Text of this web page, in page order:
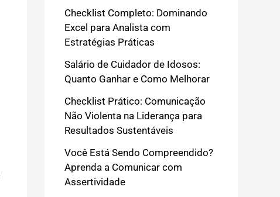
Checklist Completo: Dominando
Excel para Analista com
Estratégias Práticas
Salário de Cuidador de Idosos:
Quanto Ganhar e Como Melhorar
Checklist Prático: Comunicação
Não Violenta na Liderança para
Resultados Sustentáveis
Você Está Sendo Compreendido?
Aprenda a Comunicar com
Assertividade